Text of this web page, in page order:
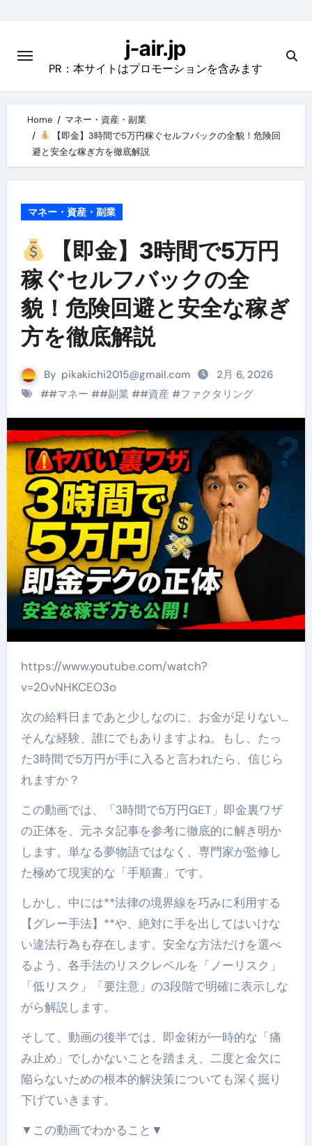
content
j-air.jp
PR：本サイトはプロモーションを含みます
Home
マネー・資産・副業
【即金】3時間で5万円稼ぐセルフバックの全貌！危険回
避と安全な稼ぎ方を徹底解説
マネー・資産・副業
【即金】3時間で5万円
稼ぐセルフバックの全
貌！危険回避と安全な稼ぎ
方を徹底解説
By pikakichi2015@gmail.com
2月 6, 2026
##マネー ##副業 ##資産#ファクタリング
https://www.youtube.com/watch?
v=20vNHKCEO3o
次の給料日まであと少しなのに、お金が足りない…
そんな経験、誰にでもありますよね。もし、たっ
た3時間で5万円が手に入ると言われたら、信じら
れますか？
この動画では、「3時間で5万円GET」即金裏ワザ
の正体を、元ネタ記事を参考に徹底的に解き明か
します。単なる夢物語ではなく、専門家が監修し
た極めて現実的な「手順書」です。
しかし、中には**法律の境界線を巧みに利用する
【グレー手法】**や、絶対に手を出してはいけな
い違法行為も存在します。安全な方法だけを選べ
るよう、各手法のリスクレベルを「ノーリスク」
「低リスク」「要注意」の3段階で明確に表示しな
がら解説します。
そして、動画の後半では、即金術が一時的な「痛
み止め」でしかないことを踏まえ、二度と金欠に
陥らないための根本的解決策についても深く掘り
下げていきます。
▼この動画でわかること▼